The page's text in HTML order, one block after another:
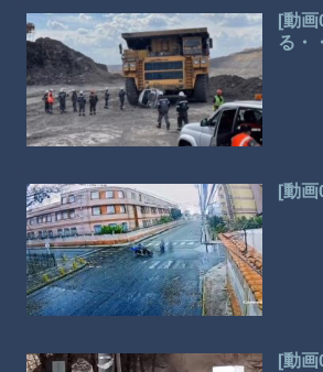
[動画
る・
[動画
[動画